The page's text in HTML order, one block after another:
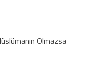
Olmazsa